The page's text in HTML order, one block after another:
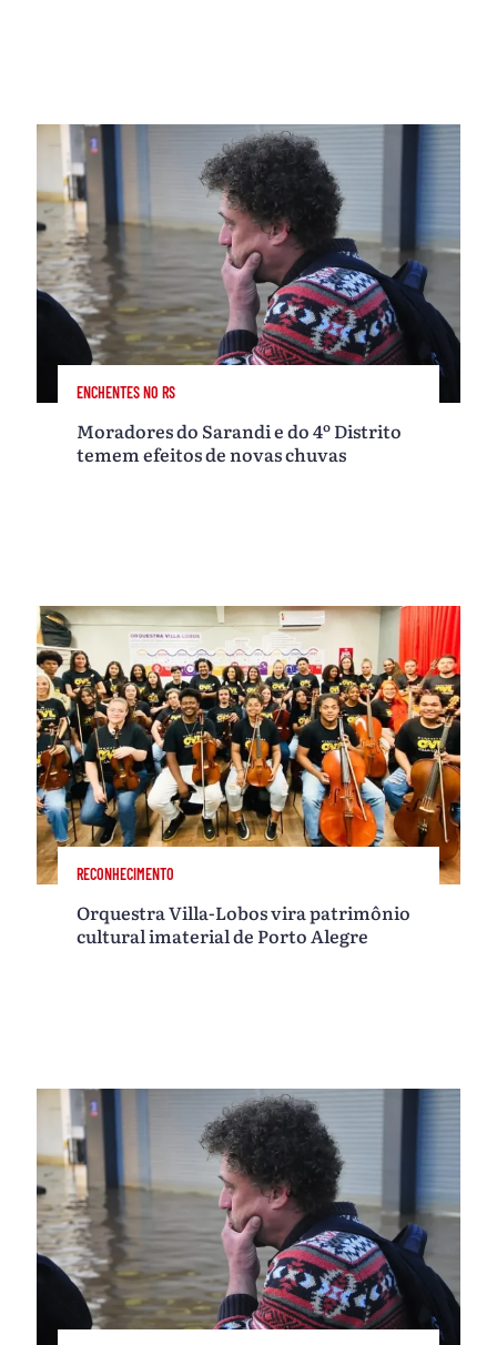
ENCHENTES NO RS
Moradores do Sarandi e do 4º Distrito
temem efeitos de novas chuvas
RECONHECIMENTO
Orquestra Villa-Lobos vira patrimônio
cultural imaterial de Porto Alegre